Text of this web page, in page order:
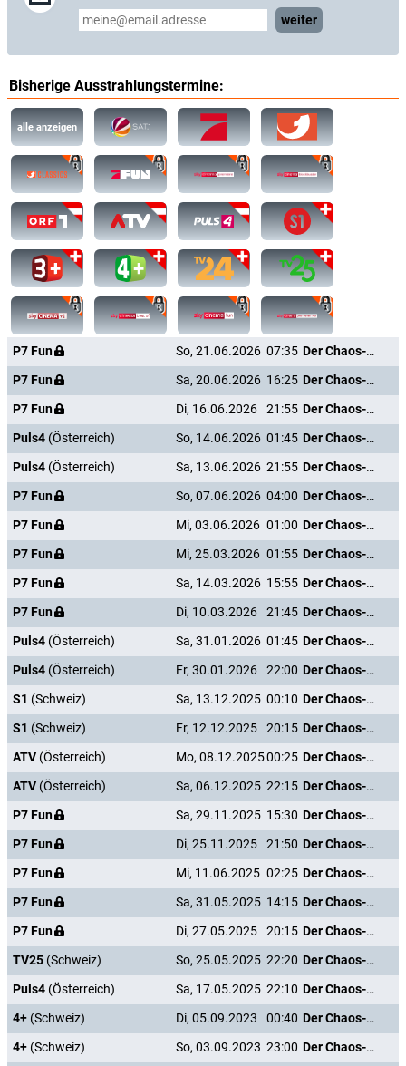
weiter
Bisherige Ausstrahlungstermine:
alle anzeigen
P7 Fun So, 21.06.2026 07:35
Der Chaos-Dad
P7 Fun
Sa, 20.06.2026 16:25
Der Chaos-Dad
P7 Fun
Di, 16.06.2026 21:55
Der Chaos-Dad
Puls4 (Österreich) So, 14.06.2026 01:45
Der Chaos-Dad
Puls4 (Österreich) Sa, 13.06.2026 21:55
Der Chaos-Dad
P7 Fun
So, 07.06.2026 04:00
Der Chaos-Dad
P7 Fun
Mi, 03.06.2026 01:00
Der Chaos-Dad
P7 Fun
Mi, 25.03.2026 01:55
Der Chaos-Dad
P7 Fun
Sa, 14.03.2026 15:55
Der Chaos-Dad
P7 Fun
Di, 10.03.2026 21:45
Der Chaos-Dad
Puls4 (Österreich) Sa, 31.01.2026 01:45
Der Chaos-Dad
Puls4 (Österreich) Fr, 30.01.2026 22:00
Der Chaos-Dad
S1 (Schweiz) Sa, 13.12.2025 00:10
Der Chaos-Dad
S1 (Schweiz) Fr, 12.12.2025 20:15
Der Chaos-Dad
ATV (Österreich) Mo, 08.12.202500:25
Der Chaos-Dad
ATV (Österreich) Sa, 06.12.2025 22:15
Der Chaos-Dad
P7 Fun
Sa, 29.11.2025 15:30
Der Chaos-Dad
P7 Fun
Di, 25.11.2025 21:50
Der Chaos-Dad
P7 Fun
Mi, 11.06.2025 02:25
Der Chaos-Dad
P7 Fun
Sa, 31.05.2025 14:15
Der Chaos-Dad
P7 Fun
Di, 27.05.2025 20:15
Der Chaos-Dad
TV25 (Schweiz) So, 25.05.2025 22:20
Der Chaos-Dad
Puls4 (Österreich) Sa, 17.05.2025 22:10
Der Chaos-Dad
4+ (Schweiz) Di, 05.09.2023 00:40
Der Chaos-Dad
4+ (Schweiz) So, 03.09.2023 23:00
Der Chaos-Dad